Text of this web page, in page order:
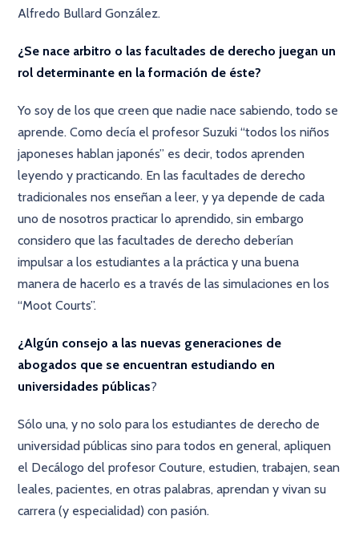
Alfredo Bullard González.
¿Se nace arbitro o las facultades de derecho juegan un
rol determinante en la formación de éste?
Yo soy de los que creen que nadie nace sabiendo, todo se
aprende. Como decía el profesor Suzuki “todos los niños
japoneses hablan japonés” es decir, todos aprenden
leyendo y practicando. En las facultades de derecho
tradicionales nos enseñan a leer, y ya depende de cada
uno de nosotros practicar lo aprendido, sin embargo
considero que las facultades de derecho deberían
impulsar a los estudiantes a la práctica y una buena
manera de hacerlo es a través de las simulaciones en los
“Moot Courts”.
¿Algún consejo a las nuevas generaciones de
abogados que se encuentran estudiando en
universidades públicas?
Sólo una, y no solo para los estudiantes de derecho de
universidad públicas sino para todos en general, apliquen
el Decálogo del profesor Couture, estudien, trabajen, sean
leales, pacientes, en otras palabras, aprendan y vivan su
carrera (y especialidad) con pasión.